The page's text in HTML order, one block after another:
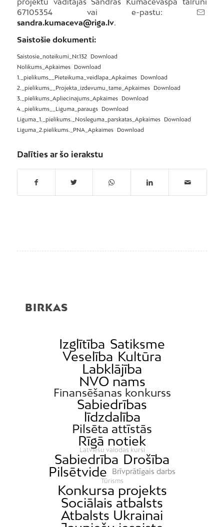
67105354 vai e-pastu:
sandra.kumaceva@riga.lv.
Saistošie dokumenti:
Saistosie_noteikumi_Nr.132
Download
Nolikums_Apkaimes
Download
1._pielikums__Pieteikuma_veidlapa_Apkaimes
Download
2._pielikums__Projekta_izdevumu_tame_Apkaimes
Download
3._pielikums_Apliecinajums_Apkaimes
Download
4._pielikums__Liguma_paraugs
Download
Liguma_1._pielikums._Nosleguma_parskatas_Apkaimes
Download
Liguma_2.pielikums._PNA_Apkaimes
Download
Dalīties ar šo ierakstu
BIRKAS
Izglītība Satiksme
Veselība Kultūra
Labklājība
NVO nams
Finansēšanas konkurss
Sabiedrības
līdzdalība
Pilsēta attīstās
Rīgā notiek
Latviešu valodas kursi
Sabiedrība Drošība
Pilsētvide
Brīvprātīgais darbs
Tūrisms
Konkursa projekts
Sociālais atbalsts
Atbalsts Ukrainai